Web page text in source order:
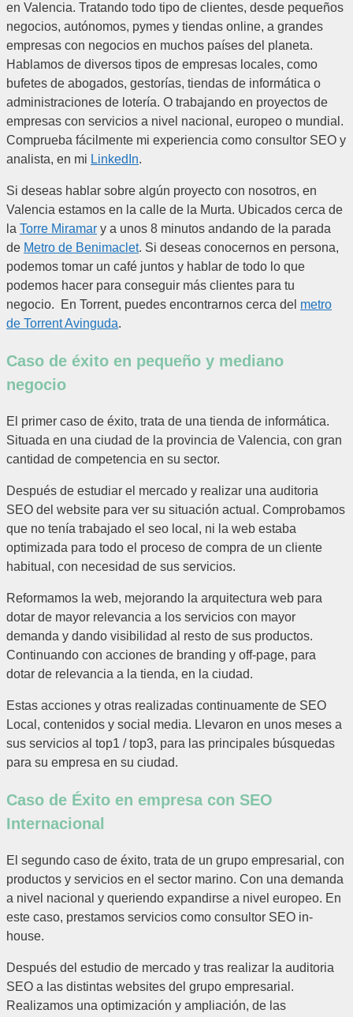
en Valencia. Tratando todo tipo de clientes, desde pequeños
negocios, autónomos, pymes y tiendas online, a grandes
empresas con negocios en muchos países del planeta.
Hablamos de diversos tipos de empresas locales, como
bufetes de abogados, gestorías, tiendas de informática o
administraciones de lotería. O trabajando en proyectos de
empresas con servicios a nivel nacional, europeo o mundial.
Comprueba fácilmente mi experiencia como consultor SEO y
analista, en mi LinkedIn.
Si deseas hablar sobre algún proyecto con nosotros, en
Valencia estamos en la calle de la Murta. Ubicados cerca de
la Torre Miramar y a unos 8 minutos andando de la parada
de Metro de Benimaclet. Si deseas conocernos en persona,
podemos tomar un café juntos y hablar de todo lo que
podemos hacer para conseguir más clientes para tu
negocio. En Torrent, puedes encontrarnos cerca del metro
de Torrent Avinguda.
Caso de éxito en pequeño y mediano
negocio
El primer caso de éxito, trata de una tienda de informática.
Situada en una ciudad de la provincia de Valencia, con gran
cantidad de competencia en su sector.
Después de estudiar el mercado y realizar una auditoria
SEO del website para ver su situación actual. Comprobamos
que no tenía trabajado el seo local, ni la web estaba
optimizada para todo el proceso de compra de un cliente
habitual, con necesidad de sus servicios.
Reformamos la web, mejorando la arquitectura web para
dotar de mayor relevancia a los servicios con mayor
demanda y dando visibilidad al resto de sus productos.
Continuando con acciones de branding y off-page, para
dotar de relevancia a la tienda, en la ciudad.
Estas acciones y otras realizadas continuamente de SEO
Local, contenidos y social media. Llevaron en unos meses a
sus servicios al top1 / top3, para las principales búsquedas
para su empresa en su ciudad.
Caso de Éxito en empresa con SEO
Internacional
El segundo caso de éxito, trata de un grupo empresarial, con
productos y servicios en el sector marino. Con una demanda
a nivel nacional y queriendo expandirse a nivel europeo. En
este caso, prestamos servicios como consultor SEO in-
house.
Después del estudio de mercado y tras realizar la auditoria
SEO a las distintas websites del grupo empresarial.
Realizamos una optimización y ampliación, de las